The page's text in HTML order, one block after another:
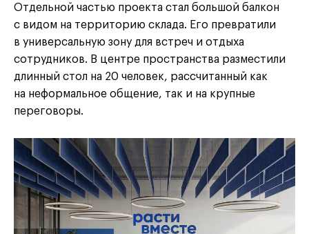
Отдельной частью проекта стал большой балкон
с видом на территорию склада. Его превратили
в универсальную зону для встреч и отдыха
сотрудников. В центре пространства разместили
длинный стол на 20 человек, рассчитанный как
на неформальное общение, так и на крупные
переговоры.